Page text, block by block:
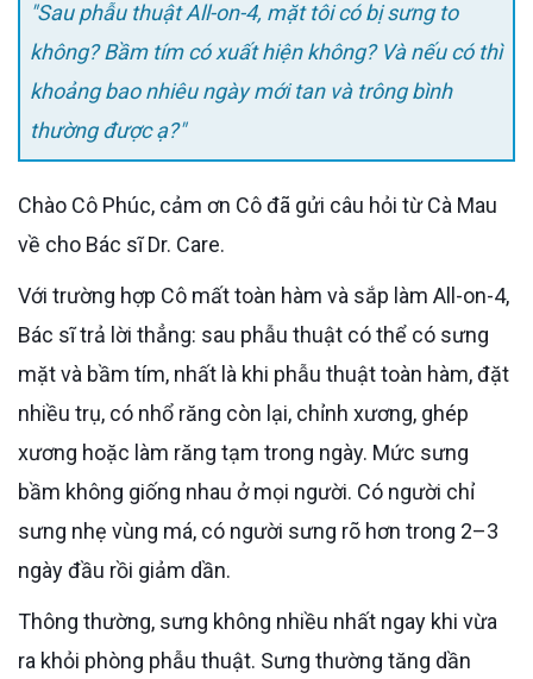
"Sau phẫu thuật All-on-4, mặt tôi có bị sưng to
không? Bầm tím có xuất hiện không? Và nếu có thì
khoảng bao nhiêu ngày mới tan và trông bình
thường được ạ?"
Chào Cô Phúc, cảm ơn Cô đã gửi câu hỏi từ Cà Mau
về cho Bác sĩ Dr. Care.
Với trường hợp Cô mất toàn hàm và sắp làm All-on-4,
Bác sĩ trả lời thẳng: sau phẫu thuật có thể có sưng
mặt và bầm tím, nhất là khi phẫu thuật toàn hàm, đặt
nhiều trụ, có nhổ răng còn lại, chỉnh xương, ghép
xương hoặc làm răng tạm trong ngày. Mức sưng
bầm không giống nhau ở mọi người. Có người chỉ
sưng nhẹ vùng má, có người sưng rõ hơn trong 2–3
ngày đầu rồi giảm dần.
Thông thường, sưng không nhiều nhất ngay khi vừa
ra khỏi phòng phẫu thuật. Sưng thường tăng dần